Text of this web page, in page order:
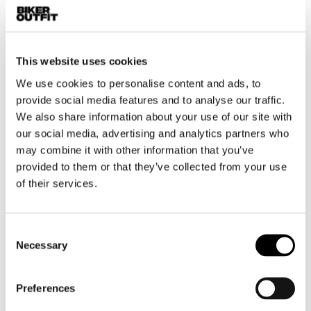
This website uses cookies
We use cookies to personalise content and ads, to
provide social media features and to analyse our traffic.
We also share information about your use of our site with
our social media, advertising and analytics partners who
may combine it with other information that you’ve
provided to them or that they’ve collected from your use
of their services.
Selection
Necessary
Preferences
Motor leggings dames
Motorhandschoenen dames
Motorlaarzen dames
Motorschoenen dames
MX
MX helmen
Overig